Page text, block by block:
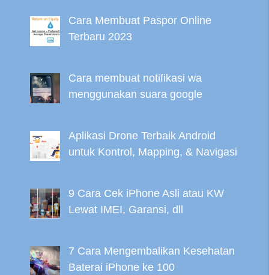
Cara Membuat Paspor Online
Terbaru 2023
Cara membuat notifikasi wa
menggunakan suara google
Aplikasi Drone Terbaik Android
untuk Kontrol, Mapping, & Navigasi
9 Cara Cek iPhone Asli atau KW
Lewat IMEI, Garansi, dll
7 Cara Mengembalikan Kesehatan
Baterai iPhone ke 100